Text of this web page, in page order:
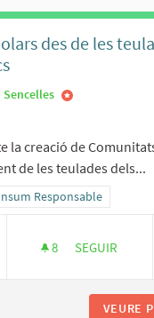
des de les
la creació de
de les teulades dels...
la categoria:
Responsable
8 8 SEGUIDORES
SEGUIR
VEURE